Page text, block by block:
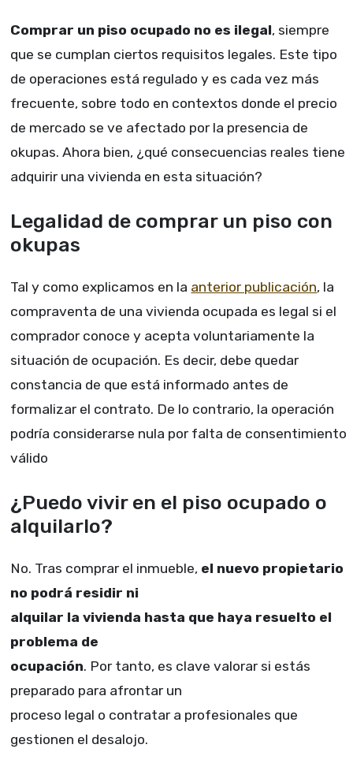
Comprar un piso ocupado no es ilegal, siempre
que se cumplan ciertos requisitos legales. Este tipo
de operaciones está regulado y es cada vez más
frecuente, sobre todo en contextos donde el precio
de mercado se ve afectado por la presencia de
okupas. Ahora bien, ¿qué consecuencias reales tiene
adquirir una vivienda en esta situación?
Legalidad de comprar un piso con
okupas
Tal y como explicamos en la anterior publicación, la
compraventa de una vivienda ocupada es legal si el
comprador conoce y acepta voluntariamente la
situación de ocupación. Es decir, debe quedar
constancia de que está informado antes de
formalizar el contrato. De lo contrario, la operación
podría considerarse nula por falta de consentimiento
válido
¿Puedo vivir en el piso ocupado o
alquilarlo?
No. Tras comprar el inmueble, el nuevo propietario
no podrá residir ni
alquilar la vivienda hasta que haya resuelto el
problema de
ocupación. Por tanto, es clave valorar si estás
preparado para afrontar un
proceso legal o contratar a profesionales que
gestionen el desalojo.